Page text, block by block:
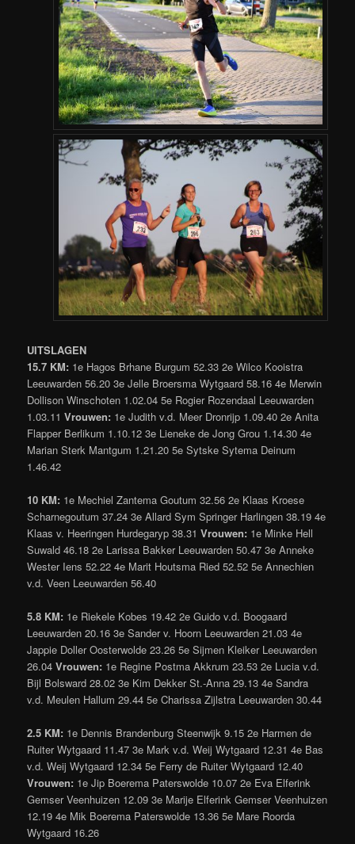
UITSLAGEN
15.7 KM: 1e Hagos Brhane Burgum 52.33 2e Wilco Kooistra
Leeuwarden 56.20 3e Jelle Broersma Wytgaard 58.16 4e Merwin
Dollison Winschoten 1.02.04 5e Rogier Rozendaal Leeuwarden
1.03.11Vrouwen: 1e Judith v.d. Meer Dronrijp 1.09.40 2e Anita
Flapper Berlikum 1.10.12 3e Lieneke de Jong Grou 1.14.30 4e
Marian Sterk Mantgum 1.21.20 5e Sytske Sytema Deinum
1.46.42
10 KM: 1e Mechiel Zantema Goutum 32.56 2e Klaas Kroese
Scharnegoutum 37.24 3e Allard Sym Springer Harlingen 38.19 4e
Klaas v. Heeringen Hurdegaryp 38.31Vrouwen: 1e Minke Hell
Suwald 46.18 2e Larissa Bakker Leeuwarden 50.47 3e Anneke
Wester Iens 52.22 4e Marit Houtsma Ried 52.52 5e Annechien
v.d. Veen Leeuwarden 56.40
5.8 KM: 1e Riekele Kobes 19.42 2e Guido v.d. Boogaard
Leeuwarden 20.16 3e Sander v. Hoorn Leeuwarden 21.03 4e
Jappie Doller Oosterwolde 23.26 5e Sijmen Kleiker Leeuwarden
26.04Vrouwen: 1e Regine Postma Akkrum 23.53 2e Lucia v.d.
Bijl Bolsward 28.02 3e Kim Dekker St.-Anna 29.13 4e Sandra
v.d. Meulen Hallum 29.44 5e Charissa Zijlstra Leeuwarden 30.44
2.5 KM: 1e Dennis Brandenburg Steenwijk 9.15 2e Harmen de
Ruiter Wytgaard 11.47 3e Mark v.d. Weij Wytgaard 12.31 4e Bas
v.d. Weij Wytgaard 12.34 5e Ferry de Ruiter Wytgaard 12.40
Vrouwen: 1e Jip Boerema Paterswolde 10.07 2e Eva Elferink
Gemser Veenhuizen 12.09 3e Marije Elferink Gemser Veenhuizen
12.19 4e Mik Boerema Paterswolde 13.36 5e Mare Roorda
Wytgaard 16.26